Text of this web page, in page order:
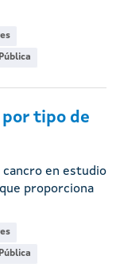
por tipo de
cancro en estudio
proporciona